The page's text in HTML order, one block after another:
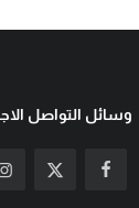
وسائل التواصل